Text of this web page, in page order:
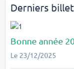
Derniers
Bonne année
Le 23/12/2025